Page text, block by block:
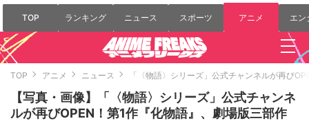
TOP ランキング ニュース スポーツ アニメ エン
TOP アニメ ニュース 「〈物語〉シリーズ」公式チャンネルが再び
【写真・画像】「〈物語〉シリーズ」公式チャンネ
ルが再びOPEN！第1作『化物語』、劇場版三部作